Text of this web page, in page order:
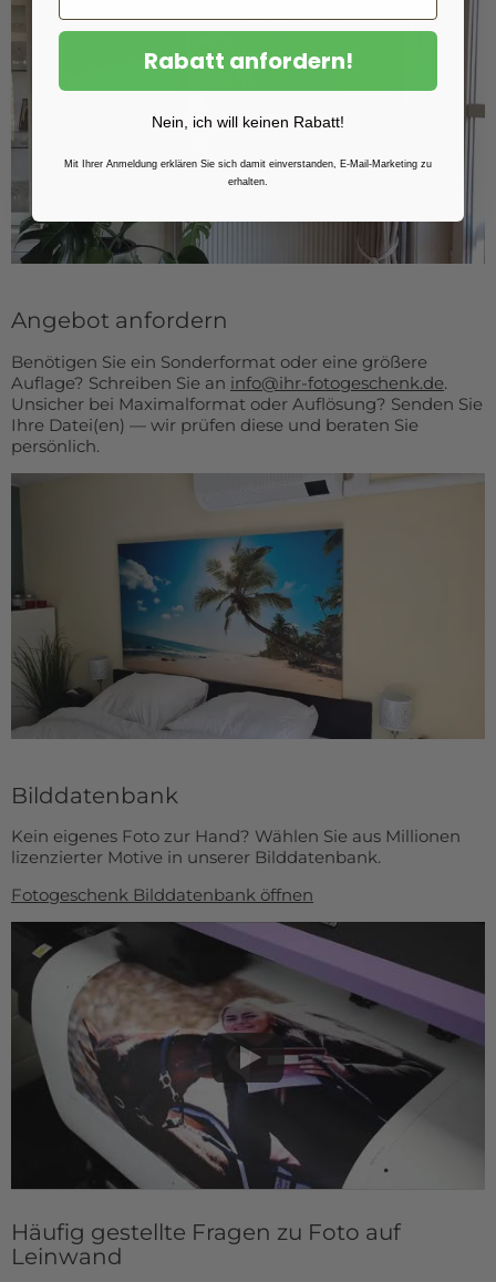
Angebot anfordern
Benötigen Sie ein Sonderformat oder eine größere
Auflage? Schreiben Sie an info@ihr-fotogeschenk.de.
Unsicher bei Maximalformat oder Auflösung? Senden Sie
Ihre Datei(en) — wir prüfen diese und beraten Sie
persönlich.
Bilddatenbank
Kein eigenes Foto zur Hand? Wählen Sie aus Millionen
lizenzierter Motive in unserer Bilddatenbank.
Fotogeschenk Bilddatenbank öffnen
Häufig gestellte Fragen zu Foto auf
Leinwand
Rabatt anfordern!
Nein, ich will keinen Rabatt!
Mit Ihrer Anmeldung erklären Sie sich damit einverstanden, E-Mail-Marketing zu
erhalten.